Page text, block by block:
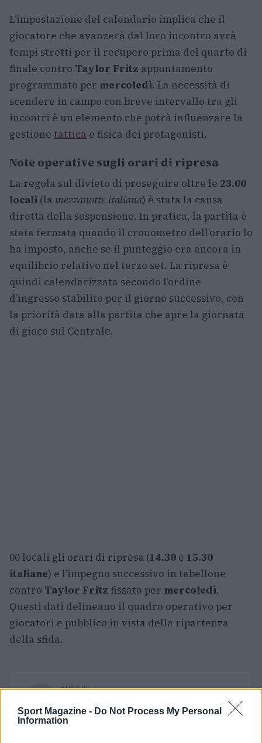
Sport Magazine - Do Not Process My Personal
Information
L’impostazione del calendario implica che il
giocatore che avanzerà dal loro incontro avrà
tempi stretti per il recupero prima del quarto di
finale contro Taylor Fritz appuntamento
programmato per mercoledì. La necessità di
scendere in campo con breve intervallo tra gli
incontri è un elemento che potrà influenzare la
gestione tattica e fisica dei protagonisti.
Note operative sugli orari di ripresa
La regola sul divieto di proseguire oltre le 23.00
locali (la mezzanotte italiana) è stata la causa
diretta della sospensione. In pratica, la partita è
stata fermata quando il cronometro dell’orario lo
ha imposto, anche se il punteggio era ancora in
equilibrio relativo nel terzo set. La ripresa è
quindi calendarizzata secondo l’ordine
d’ingresso stabilito per il giorno successivo, con
la priorità data alla partita che apre la giornata
di gioco sul Centrale.
00 locali gli orari di ripresa (14.30 e 15.30
italiane) e l’impegno successivo in tabellone
contro Taylor Fritz fissato per mercoledì.
Questi dati delineano il quadro operativo per
giocatori e pubblico in vista della ripartenza
della sfida.
AUTORE
Andrea Conforti, 46enne torinese dal look